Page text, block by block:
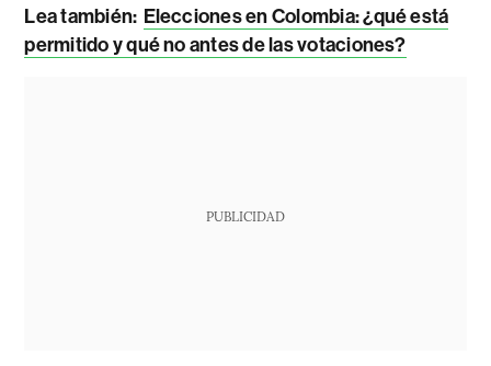
Lea también: Elecciones en Colombia: ¿qué está
permitido y qué no antes de las votaciones?
PUBLICIDAD